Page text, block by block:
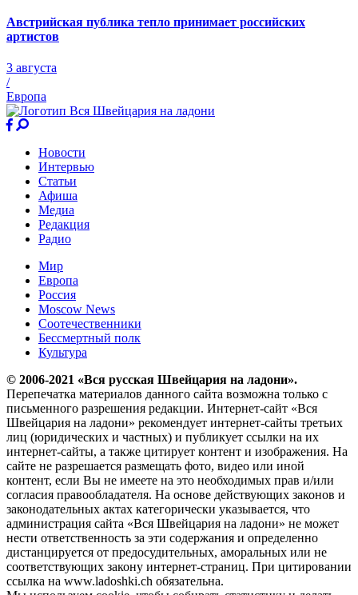
Австрийская публика тепло принимает российских
артистов
3 августа
/
Европа
Новости
Интервью
Статьи
Афиша
Медиа
Редакция
Радио
Мир
Европа
Россия
Moscow News
Соотечественники
Бессмертный полк
Культура
© 2006-2021 «Вся русская Швейцария на ладони».
Перепечатка материалов данного сайта возможна только с
письменного разрешения редакции. Интернет-сайт «Вся
Швейцария на ладони» рекомендует интернет-сайты третьих
лиц (юридических и частных) и публикует ссылки на их
интернет-сайты, а также цитирует контент и изображения. На
сайте не разрешается размещать фото, видео или иной
контент, если Вы не имеете на это необходимых прав и/или
согласия правообладателя. На основе действующих законов и
законодательных актах категорически указывается, что
администрация сайта «Вся Швейцария на ладони» не может
нести ответственность за эти содержания и определенно
дистанцируется от предосудительных, аморальных или не
соответствующих закону интернет-страниц. При цитировании
ссылка на www.ladoshki.ch обязательна.